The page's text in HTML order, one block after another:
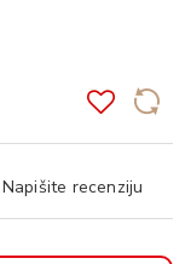
Napišite recenziju